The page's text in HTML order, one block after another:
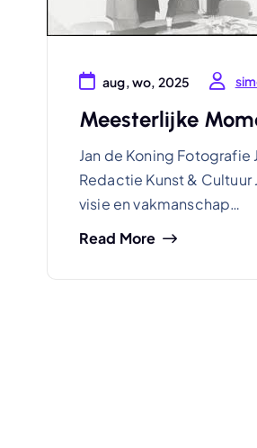
aug, wo, 2025
Meesterlijke
Jan de Koning
Redactie Kunst &
visie en vakmanschap…
Read More